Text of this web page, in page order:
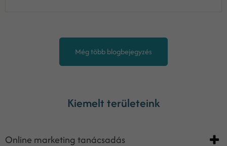
Még több blogbejegyzés
Kiemelt területeink
Online marketing tanácsadás